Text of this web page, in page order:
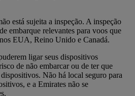
está sujeita a inspeção. A inspeção
embarque relevantes para voos que
EUA, Reino Unido e Canadá.
ligar seus dispositivos
de não embarcar ou de ter que
dispositivos. Não há local seguro para
e a Emirates não se